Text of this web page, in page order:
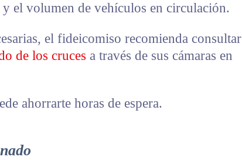
el volumen de vehículos en circulación.
el fideicomiso recomienda consultar
de los cruces a través de sus cámaras en
ahorrarte horas de espera.